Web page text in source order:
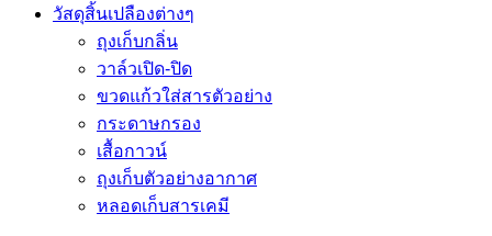
วัสดุสิ้นเปลืองต่างๆ
ถุงเก็บกลิ่น
วาล์วเปิด-ปิด
ขวดแก้วใส่สารตัวอย่าง
กระดาษกรอง
เสื้อกาวน์
ถุงเก็บตัวอย่างอากาศ
หลอดเก็บสารเคมี